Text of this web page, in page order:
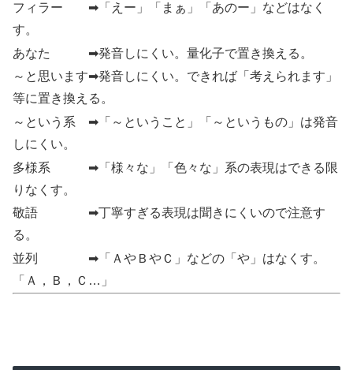
フィラー ➡「えー」「まぁ」「あのー」などはなく
す。
あなた ➡発音しにくい。量化子で置き換える。
～と思います➡発音しにくい。できれば「考えられます」
等に置き換える。
～という系 ➡「～ということ」「～というもの」は発音
しにくい。
多様系 ➡「様々な」「色々な」系の表現はできる限
りなくす。
敬語 ➡丁寧すぎる表現は聞きにくいので注意す
る。
並列 ➡「ＡやＢやＣ」などの「や」はなくす。
「Ａ，Ｂ，Ｃ…」